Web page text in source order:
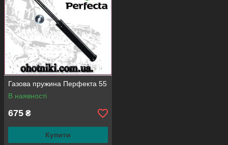
трубу втулку і вичавлюємо струбциною до центрування
отворів для установки поперечного утримуючого штифта.
Газова пружина встановлена в пневматичну гвинтівку по
центрам має поджатие 3-5 міліметрів. Технічною мовою без
поджатия виб'є шток з резервуара газової пружини, і вийде
газ. При складанні приклада до пневматики гвинти
знежирюємо, наносимо синій фіксатор різьби для гвинтової
фіксації.
Газова пружина Перфекта 55
В наявності
675 ₴
Купити